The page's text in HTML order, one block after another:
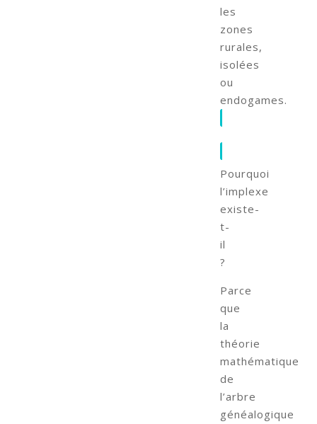
les
zones
rurales,
isolées
ou
endogames.
Pourquoi
l’implexe
existe-
t-
il
?
Parce
que
la
théorie
mathématique
de
l’arbre
généalogique